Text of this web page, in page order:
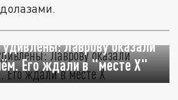
Лаврову оказали
Его ждали в "месте X"